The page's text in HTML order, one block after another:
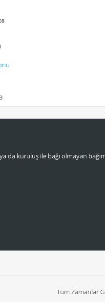
da kuruluş ile bağı olmayan
Tüm Zamanlar